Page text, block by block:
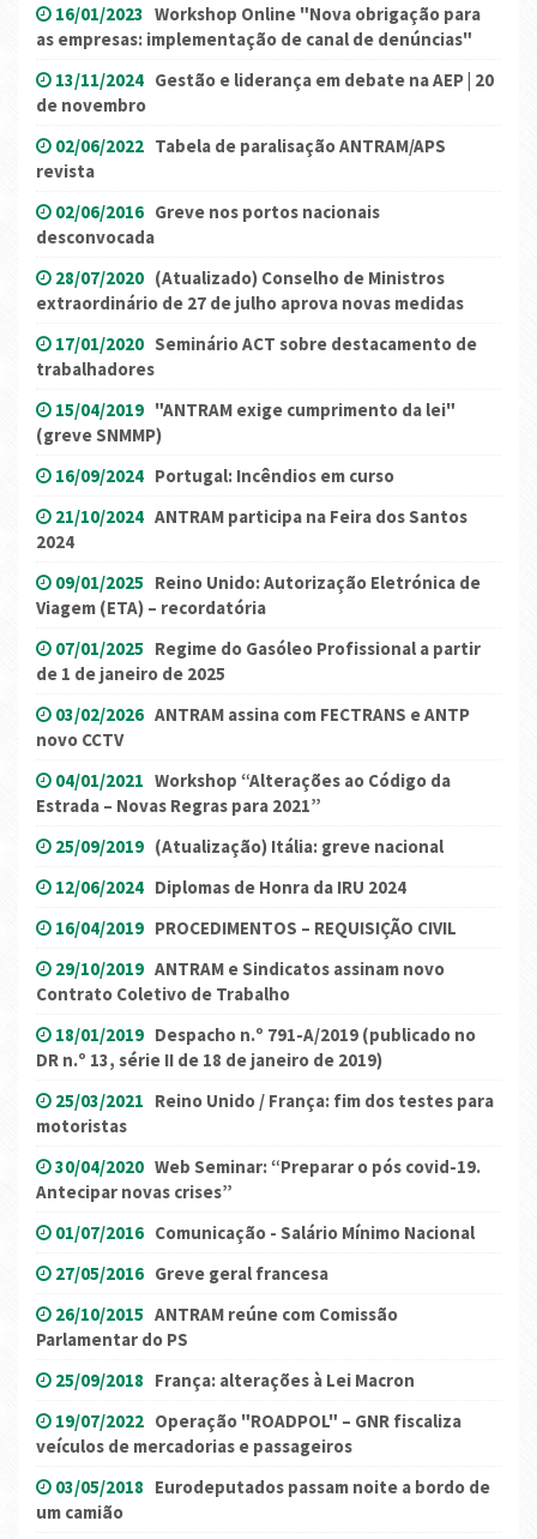
16/01/2023 Workshop Online "Nova obrigação para
as empresas: implementação de canal de denúncias"
13/11/2024 Gestão e liderança em debate na AEP | 20
de novembro
02/06/2022 Tabela de paralisação ANTRAM/APS
revista
02/06/2016 Greve nos portos nacionais
desconvocada
28/07/2020 (Atualizado) Conselho de Ministros
extraordinário de 27 de julho aprova novas medidas
17/01/2020 Seminário ACT sobre destacamento de
trabalhadores
15/04/2019 "ANTRAM exige cumprimento da lei"
(greve SNMMP)
16/09/2024 Portugal: Incêndios em curso
21/10/2024 ANTRAM participa na Feira dos Santos
2024
09/01/2025 Reino Unido: Autorização Eletrónica de
Viagem (ETA) – recordatória
07/01/2025 Regime do Gasóleo Profissional a partir
de 1 de janeiro de 2025
03/02/2026 ANTRAM assina com FECTRANS e ANTP
novo CCTV
04/01/2021 Workshop “Alterações ao Código da
Estrada – Novas Regras para 2021”
25/09/2019 (Atualização) Itália: greve nacional
12/06/2024 Diplomas de Honra da IRU 2024
16/04/2019 PROCEDIMENTOS – REQUISIÇÃO CIVIL
29/10/2019 ANTRAM e Sindicatos assinam novo
Contrato Coletivo de Trabalho
18/01/2019 Despacho n.º 791-A/2019 (publicado no
DR n.º 13, série II de 18 de janeiro de 2019)
25/03/2021 Reino Unido / França: fim dos testes para
motoristas
30/04/2020 Web Seminar: “Preparar o pós covid-19.
Antecipar novas crises”
01/07/2016 Comunicação - Salário Mínimo Nacional
27/05/2016 Greve geral francesa
26/10/2015 ANTRAM reúne com Comissão
Parlamentar do PS
25/09/2018 França: alterações à Lei Macron
19/07/2022 Operação "ROADPOL" – GNR fiscaliza
veículos de mercadorias e passageiros
03/05/2018 Eurodeputados passam noite a bordo de
um camião